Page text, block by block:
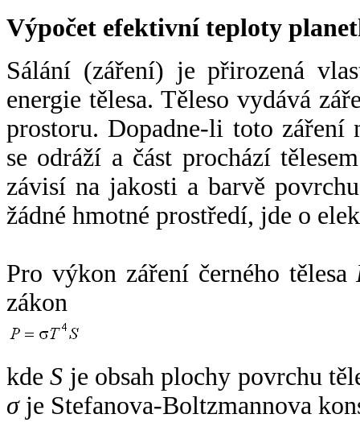
Výpočet efektivní teploty
Sálání (záření) je přirozená
energie tělesa. Těleso vydává
prostoru. Dopadne-li toto záření
se odráží a část prochází
závisí na jakosti a barvě
žádné hmotné prostředí, jde o
Pro výkon záření černého tělesa
zákon
kdeS je obsah plochy povrchu
σje Stefanova-Boltzmannova